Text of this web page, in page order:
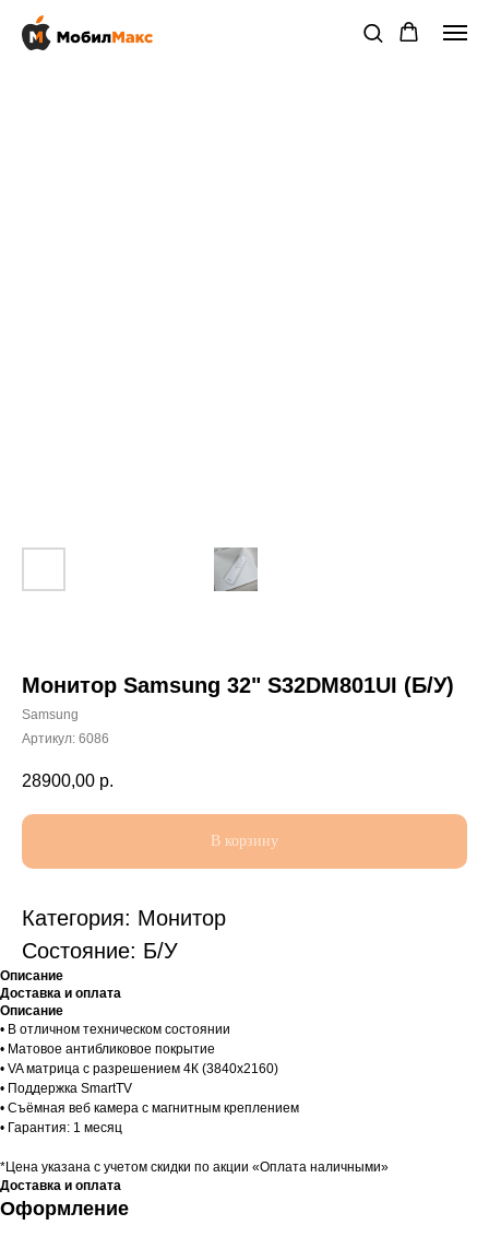
Монитор Samsung 32" S32DM801UI (Б/У)
Samsung
Артикул: 6086
28900,00 р.
В корзину
Категория: Монитор
Состояние: Б/У
Описание
Доставка и оплата
Описание
• В отличном техническом состоянии
• Матовое антибликовое покрытие
• VA матрица с разрешением 4К (3840x2160)
• Поддержка SmartTV
• Съёмная веб камера с магнитным креплением
• Гарантия: 1 месяц
*Цена указана с учетом скидки по акции «Оплата наличными»
Доставка и оплата
Оформление